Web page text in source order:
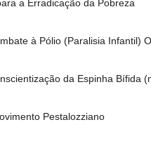
a Erradicação da Pobreza
à Pólio (Paralisia Infantil)
da Espinha Bífida
Pestalozziano